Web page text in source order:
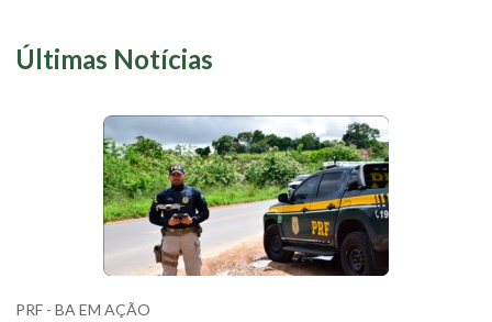
Últimas Notícias
PRF - BA EM AÇÃO